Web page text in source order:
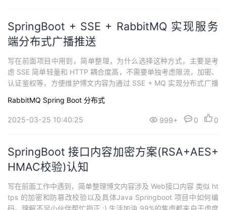
SpringBoot + SSE + RabbitMQ 实现服务
端分布式广播推送
写在前面项目中用到，简单整理，为什么选择这种方式，主要是考
虑 SSE 简单轻量和 HTTP 耦合度高，不需要单独考虑限流，加密、
认证鉴权等，方便维护博文内容为通过 SSE + MQ 实现分布式广播
模式理解不足小伙伴帮忙指正 :),生活加油 我看远山，远山悲悯持续
分享技术干货，感兴趣小伙伴可以关注下 ^_^实现逻辑简单说...
RabbitMQ Spring Boot 分布式
2025-03-25 10:40:25 999+ 0 0
SpringBoot 接口内容加密方案(RSA+AES+
HMAC校验)认知
写在前面工作中遇到，简单整理博文内容涉及 Web接口内容 类似 ht
tps 的加密和防篡改校验以及具体Java Springboot 项目中如何编
码。理解不足小伙伴帮忙指正 :),生活加油 99%的焦虑都来自于虚度